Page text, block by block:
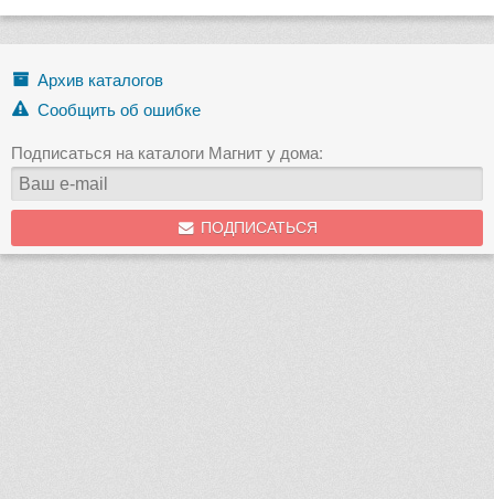
Архив каталогов
Сообщить об ошибке
Подписаться на каталоги Магнит у дома:
ПОДПИСАТЬСЯ